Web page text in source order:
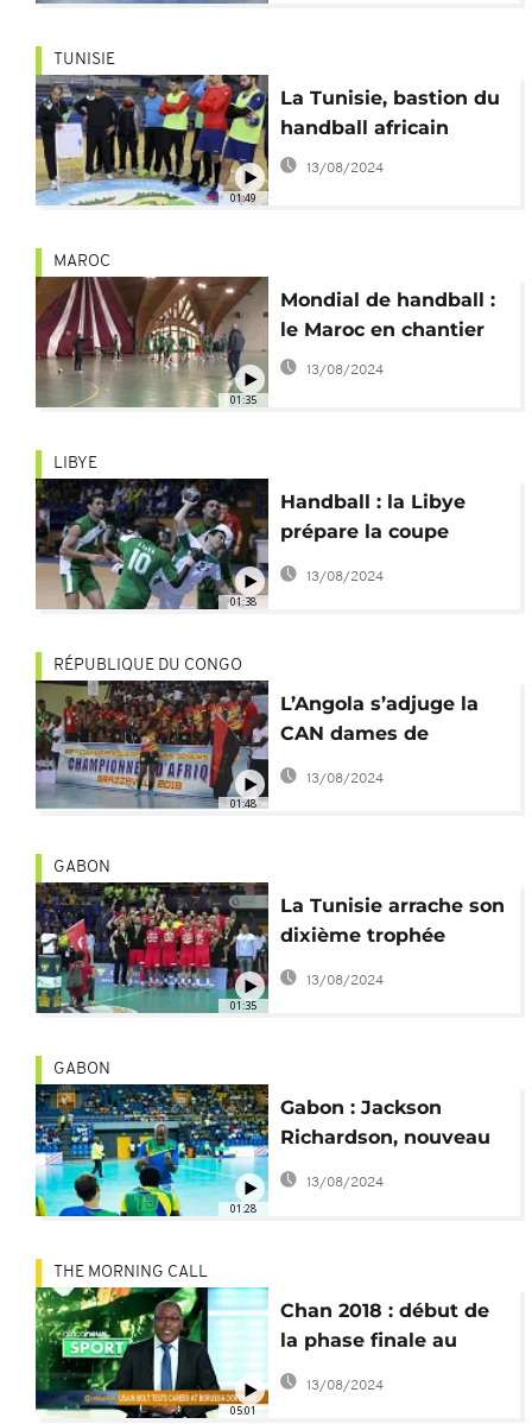
01:49
TUNISIE
La Tunisie, bastion du
handball africain
13/08/2024
01:35
MAROC
Mondial de handball :
le Maroc en chantier
13/08/2024
01:38
LIBYE
Handball : la Libye
prépare la coupe
d'Afrique en Tunisie
13/08/2024
01:48
RÉPUBLIQUE DU CONGO
L’Angola s’adjuge la
CAN dames de
handball organisée à
Brazzaville
13/08/2024
01:35
GABON
La Tunisie arrache son
dixième trophée
continental à la Can
13/08/2024
01:28
GABON
Gabon : Jackson
Richardson, nouveau
sélectionneur de
13/08/2024
05:01
THE MORNING CALL
Chan 2018 : début de
la phase finale au
Maroc
13/08/2024